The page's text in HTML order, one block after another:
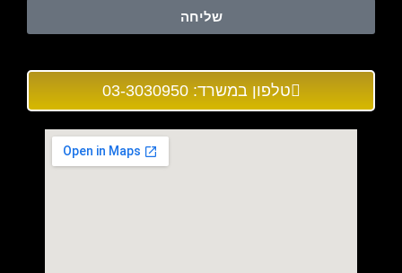
שליחה
טלפון במשרד: 03-3030950